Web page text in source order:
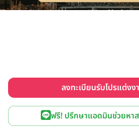
ลงทะเบียนรับโปรแต่ง
ฟรี! ปรึกษาแอดมินช่วยหา